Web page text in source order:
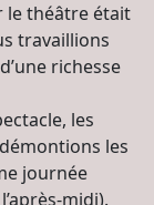
le théâtre était
travaillions
richesse
les
les
journée
midi).